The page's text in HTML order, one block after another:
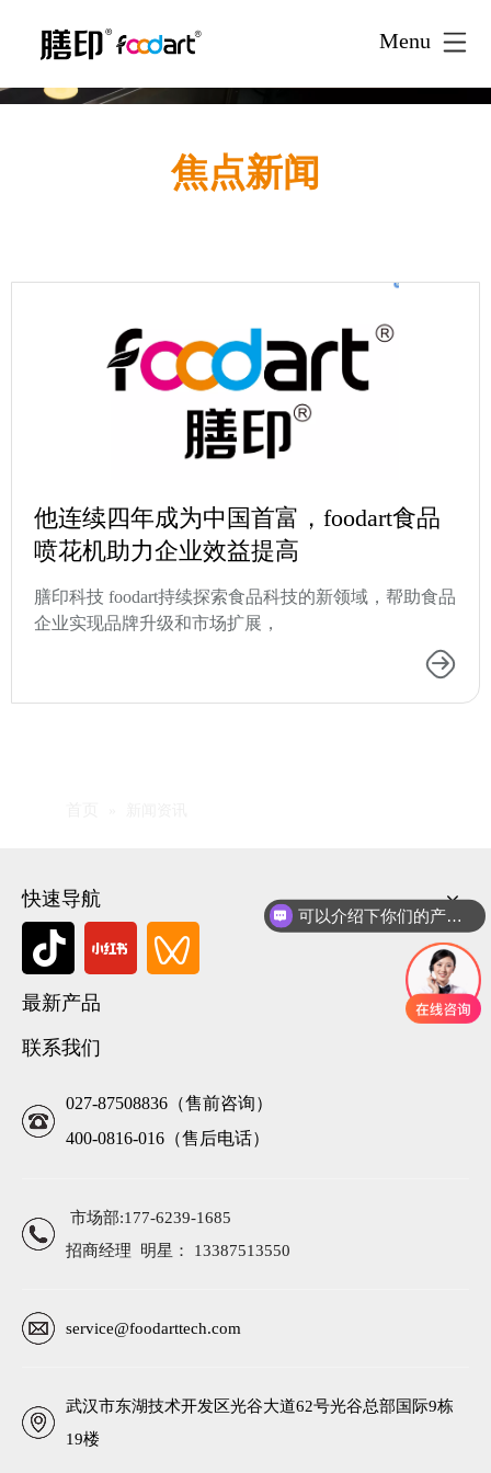
Menu
焦点新闻
他连续四年成为中国首富，foodart食品
喷花机助力企业效益提高
膳印科技 foodart持续探索食品科技的新领域，帮助食品
企业实现品牌升级和市场扩展，
快速导航
最新产品
联系我们
027-87508836（售前咨询）
400-0816-016（售后电话）
市场部:177-6239-1685
招商经理 明星： 13387513550
service@foodarttech.com
武汉市东湖技术开发区光谷大道62号光谷总部国际9栋
19楼
可以介绍下你们的产品么